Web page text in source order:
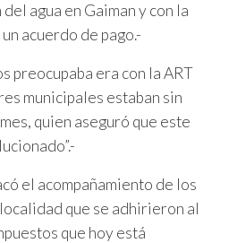
agua en Gaiman y con la
acuerdo de pago.-
preocupaba era con la ART
municipales estaban sin
quien aseguró que este
el acompañamiento de los
que se adhirieron al
que hoy está